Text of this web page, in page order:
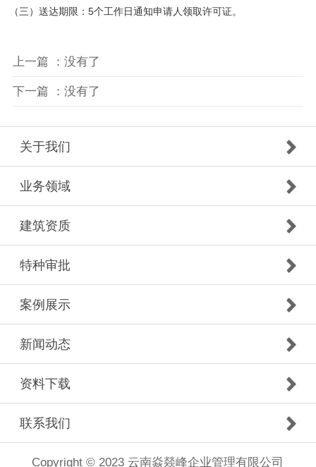
（三）送达期限：5个工作日通知申请人领取许可证。
上一篇 ：没有了
下一篇 ：没有了
关于我们
业务领域
建筑资质
特种审批
案例展示
新闻动态
资料下载
联系我们
Copyright © 2023 云南焱燚峰企业管理有限公司